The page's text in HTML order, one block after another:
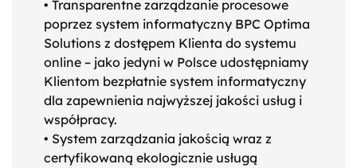
• Transparentne zarządzanie procesowe
poprzez system informatyczny BPC Optima
Solutions z dostępem Klienta do systemu
online – jako jedyni w Polsce udostępniamy
Klientom bezpłatnie system informatyczny
dla zapewnienia najwyższej jakości usług i
współpracy.
• System zarządzania jakością wraz z
certyfikowaną ekologicznie usługą